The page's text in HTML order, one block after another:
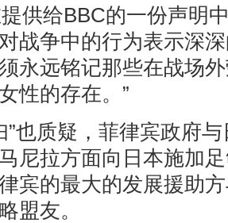
供给BBC的一份声明
战争中的行为表示深
永远铭记那些在战场
性的存在。”
”也质疑，菲律宾政府
尼拉方面向日本施加
宾的最大的发展援助
盟友。